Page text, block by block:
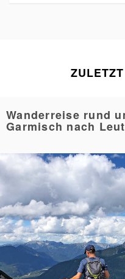
Wanderreise rund
Garmisch nach